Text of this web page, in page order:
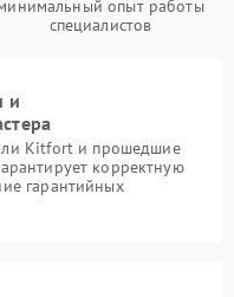
опыт работы
специалистов
и
Kitfort и прошедшие
корректную
гарантийных